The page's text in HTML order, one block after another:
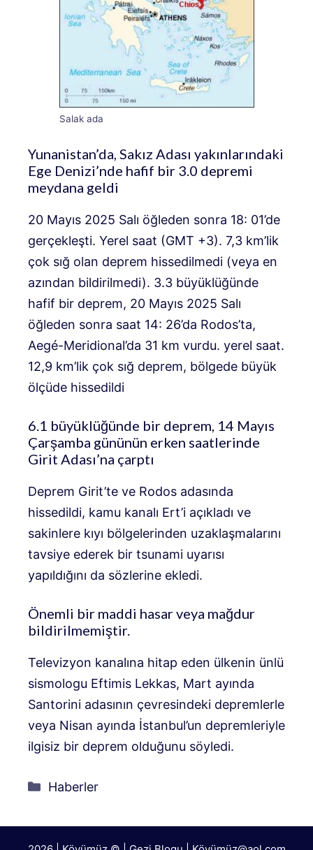
Salak ada
Yunanistan’da, Sakız Adası yakınlarındaki
Ege Denizi’nde hafif bir 3.0 depremi
meydana geldi
20 Mayıs 2025 Salı öğleden sonra 18: 01’de
gerçekleşti. Yerel saat (GMT +3). 7,3 km’lik
çok sığ olan deprem hissedilmedi (veya en
azından bildirilmedi). 3.3 büyüklüğünde
hafif bir deprem, 20 Mayıs 2025 Salı
öğleden sonra saat 14: 26’da Rodos’ta,
Aegé-Meridional’da 31 km vurdu. yerel saat.
12,9 km’lik çok sığ deprem, bölgede büyük
ölçüde hissedildi
6.1 büyüklüğünde bir deprem, 14 Mayıs
Çarşamba gününün erken saatlerinde
Girit Adası’na çarptı
Deprem Girit’te ve Rodos adasında
hissedildi, kamu kanalı Ert’i açıkladı ve
sakinlere kıyı bölgelerinden uzaklaşmalarını
tavsiye ederek bir tsunami uyarısı
yapıldığını da sözlerine ekledi.
Önemli bir maddi hasar veya mağdur
bildirilmemiştir.
Televizyon kanalına hitap eden ülkenin ünlü
sismologu Eftimis Lekkas, Mart ayında
Santorini adasının çevresindeki depremlerle
veya Nisan ayında İstanbul’un depremleriyle
ilgisiz bir deprem olduğunu söyledi.
Kategoriler
Haberler